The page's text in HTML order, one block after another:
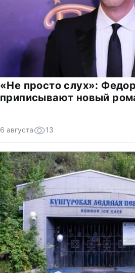
«Не просто слух»:
приписывают новый
6 августа 13